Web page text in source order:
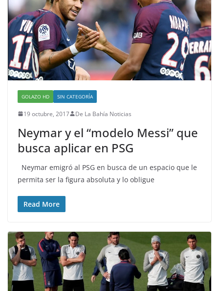
GOLAZO HD SIN CATEGORÍA
19 octubre, 2017 De La Bahía Noticias
Neymar y el “modelo Messi” que
busca aplicar en PSG
Neymar emigró al PSG en busca de un espacio que le
permita ser la figura absoluta y lo obligue
Read More